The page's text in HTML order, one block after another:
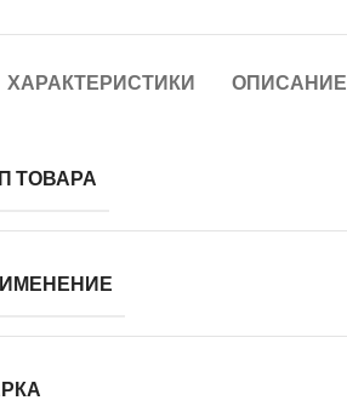
ХАРАКТЕРИСТИКИ ОПИСАНИЕ
ТОВАРА